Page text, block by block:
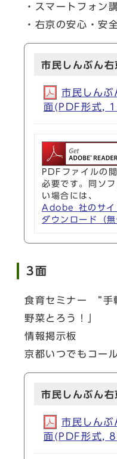
・スマートフォン
・右京の安心・安
市民しんぶん
市民しん
面(PDF形式,
PDFファイルの
必要です。同ソ
い場合には、
Adobe 社のサ
ダウンロード（
3面
食育セミナー ”手
野菜とろう！」
情報掲示板
京都いつでもコール
市民しんぶん
市民しん
面(PDF形式,